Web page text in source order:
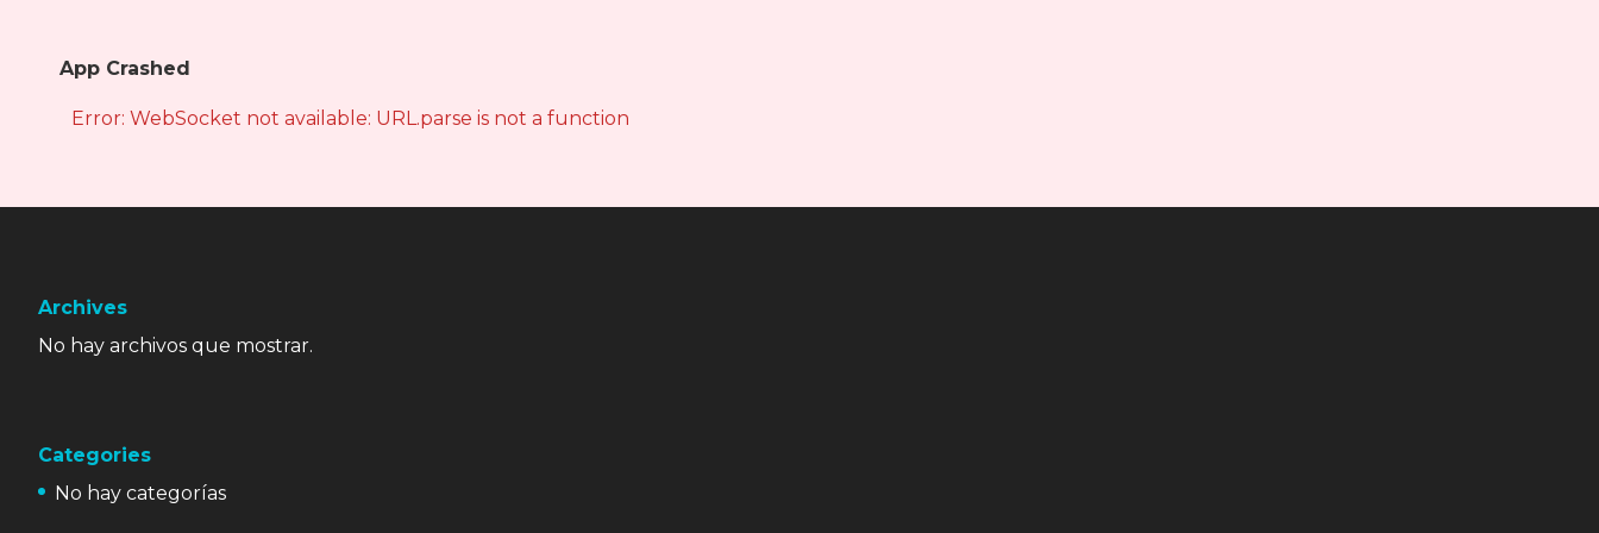
App Crashed
Error: WebSocket not available: URL.parse is not a function
Archives
No hay archivos que mostrar.
Categories
No hay categorías